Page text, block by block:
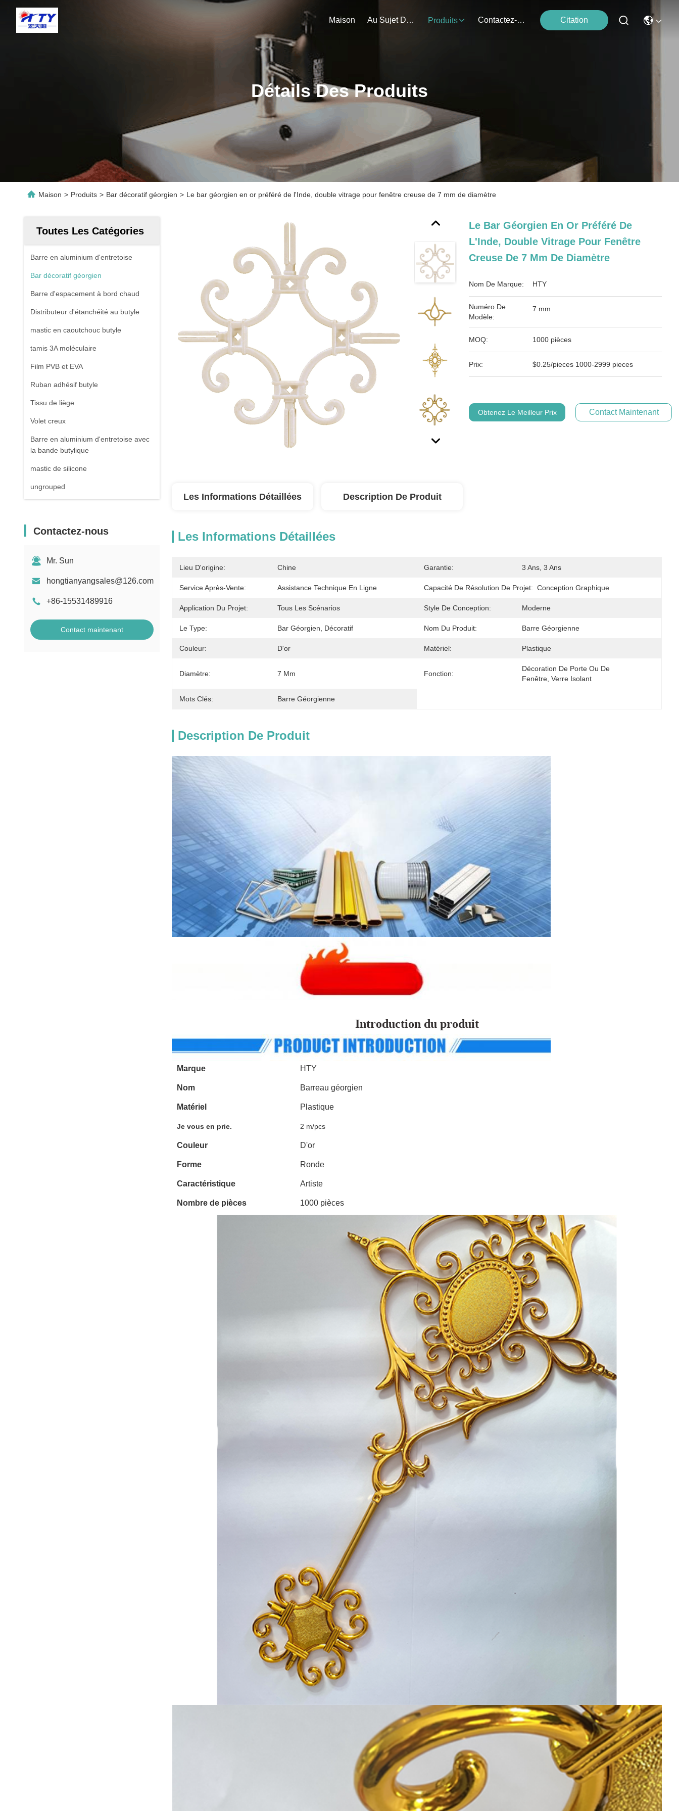
Maison Au Sujet De Nous Produits Contactez-Nous Citation
Détails Des Produits
Maison > Produits > Bar décoratif géorgien > Le bar géorgien en or préféré de l'Inde, double vitrage pour fenêtre creuse de 7 mm de diamètre
Toutes Les Catégories
Barre en aluminium d'entretoise
Bar décoratif géorgien
Barre d'espacement à bord chaud
Distributeur d'étanchéité au butyle
mastic en caoutchouc butyle
tamis 3A moléculaire
Film PVB et EVA
Ruban adhésif butyle
Tissu de liège
Volet creux
Barre en aluminium d'entretoise avec
la bande butylique
mastic de silicone
ungrouped
Contactez-nous
Mr. Sun
hongtianyangsales@126.com
+86-15531489916
Contact maintenant
Le Bar Géorgien En Or Préféré De
L'Inde, Double Vitrage Pour Fenêtre
Creuse De 7 Mm De Diamètre
Nom De Marque: HTY
Numéro De
Modèle:
7 mm
MOQ: 1000 pièces
Prix: $0.25/pieces 1000-2999 pieces
Obtenez Le Meilleur Prix Contact Maintenant
Les Informations Détaillées Description De Produit
Les Informations Détaillées
Lieu D'origine: Chine Garantie: 3 Ans, 3 Ans
Service Après-Vente: Assistance Technique En Ligne Capacité De Résolution De Projet: Conception Graphique
Application Du Projet: Tous Les Scénarios Style De Conception: Moderne
Le Type: Bar Géorgien, Décoratif Nom Du Produit: Barre Géorgienne
Couleur: D'or Matériel: Plastique
Diamètre: 7 Mm Fonction:
Décoration De Porte Ou De
Fenêtre, Verre Isolant
Mots Clés: Barre Géorgienne
Description De Produit
Introduction du produit
Marque HTY
Nom Barreau géorgien
Matériel Plastique
Je vous en prie. 2 m/pcs
Couleur D'or
Forme Ronde
Caractéristique Artiste
Nombre de pièces 1000 pièces